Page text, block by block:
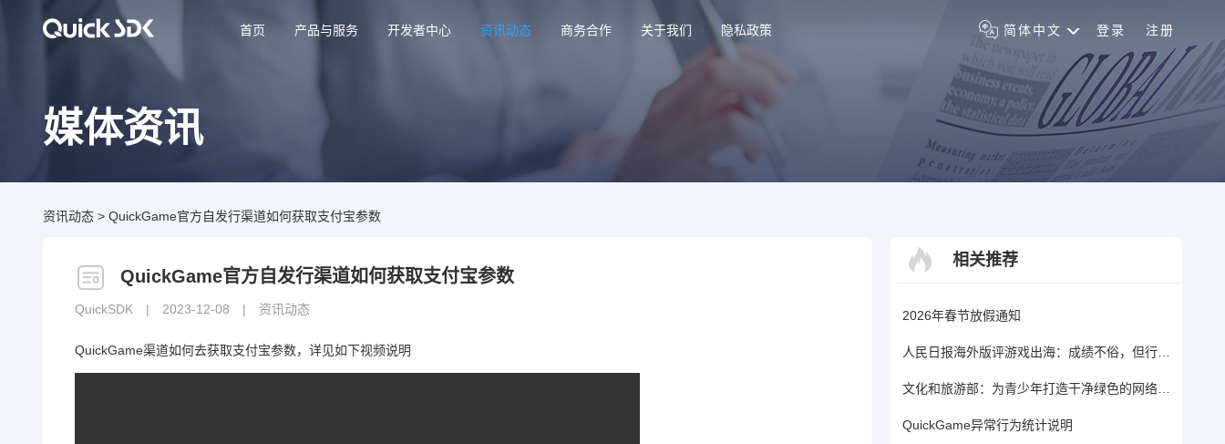
首页 产品与服务 开发者中心 资讯动态 商务合作 关于我们 隐私政策 简体中文 登录 注册
媒体资讯
资讯动态 > QuickGame官方自发行渠道如何获取支付宝参数
QuickGame官方自发行渠道如何获取支付宝参数
QuickSDK | 2023-12-08 | 资讯动态
QuickGame渠道如何去获取支付宝参数，详见如下视频说明
相关推荐
2026年春节放假通知
QuickGame异常行为统计说明